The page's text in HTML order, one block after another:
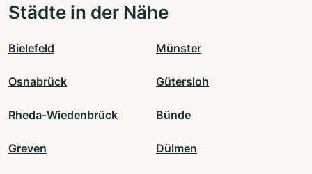
Städte in der Nähe
Bielefeld Münster
Osnabrück Gütersloh
Rheda-Wiedenbrück Bünde
Greven Dülmen